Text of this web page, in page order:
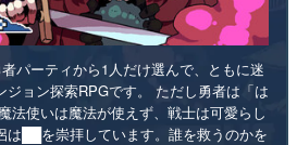
パーティから1人だけ選んで、ともに迷
ョン探索RPGです。 ただし勇者は「は
法使いは魔法が使えず、戦士は可愛らし
は██を崇拝しています。誰を救うのかを